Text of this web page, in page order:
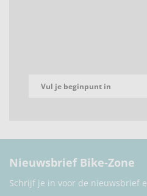
Nieuwsbrief Bike-Zone
Schrijf je in voor de nieuwsbrief